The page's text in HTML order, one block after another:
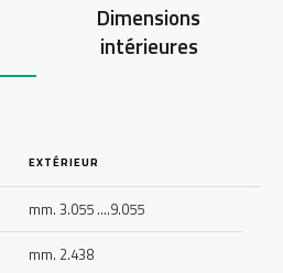
Dimensions
intérieures
EXTÉRIEUR
mm. 3.055 ….9.055
mm. 2.438